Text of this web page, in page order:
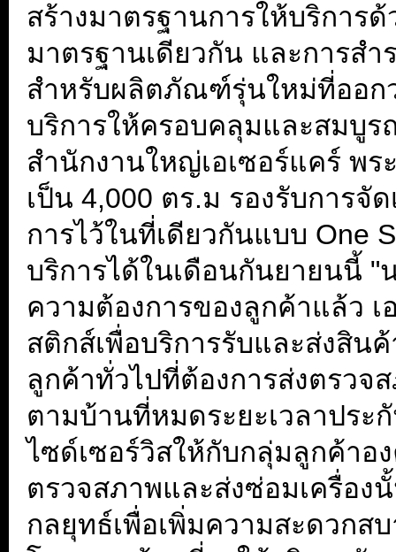
สร้างมาตรฐานการให้บริการ
มาตรฐานเดียวกัน และการส
สำหรับผลิตภัณฑ์รุ่นใหม่ที่ออก
บริการให้ครอบคลุมและสมบู
สำนักงานใหญ่เอเซอร์แคร์ พร
เป็น 4,000 ตร.ม รองรับการจั
การไว้ในที่เดียวกันแบบ One
บริการได้ในเดือนกันยายนนี้
ความต้องการของลูกค้าแล้ว
สติกส์เพื่อบริการรับและส่งสิน
ลูกค้าทั่วไปที่ต้องการส่งตรวจ
ตามบ้านที่หมดระยะเวลาประ
ไซด์เซอร์วิสให้กับกลุ่มลูกค้าอ
ตรวจสภาพและส่งซ่อมเครื่อง
กลยุทธ์เพื่อเพิ่มความสะดวกส